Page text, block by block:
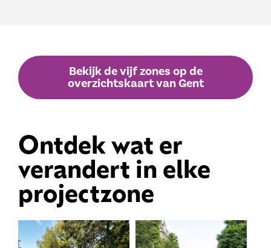
Bekijk de vijf zones op de
overzichtskaart van Gent
Ontdek wat er
verandert in elke
projectzone